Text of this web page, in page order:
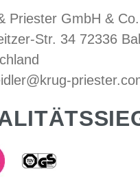
Priester GmbH &
Str. 34 72336